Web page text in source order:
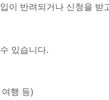
이 반려되거나 신청을
있습니다.
행 등)